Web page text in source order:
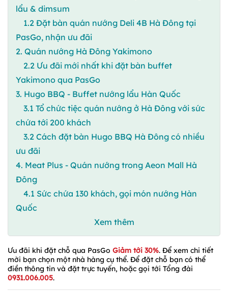
lẩu & dimsum
1.2 Đặt bàn quán nướng Deli 4B Hà Đông tại
PasGo, nhận ưu đãi
2. Quán nướng Hà Đông Yakimono
2.2 Ưu đãi mới nhất khi đặt bàn buffet
Yakimono qua PasGo
3. Hugo BBQ - Buffet nướng lẩu Hàn Quốc
3.1 Tổ chức tiệc quán nướng ở Hà Đông với sức
chứa tới 200 khách
3.2 Cách đặt bàn Hugo BBQ Hà Đông có nhiều
ưu đãi
4. Meat Plus - Quán nướng trong Aeon Mall Hà
Đông
4.1 Sức chứa 130 khách, gọi món nướng Hàn
Quốc
Xem thêm
Ưu đãi khi đặt chỗ qua PasGo Giảm tới 30%. Để xem chi tiết
mời bạn chọn một nhà hàng cụ thể. Để đặt chỗ bạn có thể
điền thông tin và đặt trực tuyến, hoặc gọi tới Tổng đài
0931.006.005.